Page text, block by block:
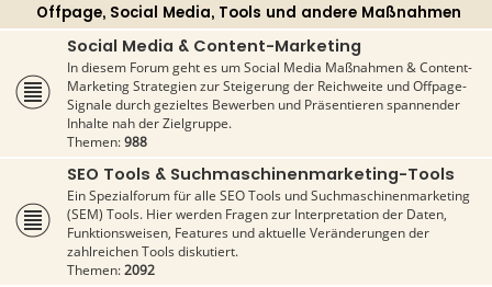
Offpage, Social Media, Tools und andere Maßnahmen
Social Media & Content-Marketing
In diesem Forum geht es um Social Media Maßnahmen & Content-
Marketing Strategien zur Steigerung der Reichweite und Offpage-
Signale durch gezieltes Bewerben und Präsentieren spannender
Inhalte nah der Zielgruppe.
Themen:988
SEO Tools & Suchmaschinenmarketing-Tools
Ein Spezialforum für alle SEO Tools und Suchmaschinenmarketing
(SEM) Tools. Hier werden Fragen zur Interpretation der Daten,
Funktionsweisen, Features und aktuelle Veränderungen der
zahlreichen Tools diskutiert.
Themen:2092